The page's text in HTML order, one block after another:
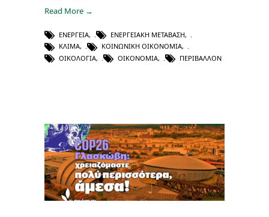
Read More →
ΕΝΈΡΓΕΙΑ, ΕΝΕΡΓΕΙΑΚΉ ΜΕΤΆΒΑΣΗ,
ΚΛΊΜΑ, ΚΟΙΝΩΝΙΚΉ ΟΙΚΟΝΟΜΊΑ,
ΟΙΚΟΛΟΓΊΑ, ΟΙΚΟΝΟΜΊΑ, ΠΕΡΙΒΆΛΛΟΝ